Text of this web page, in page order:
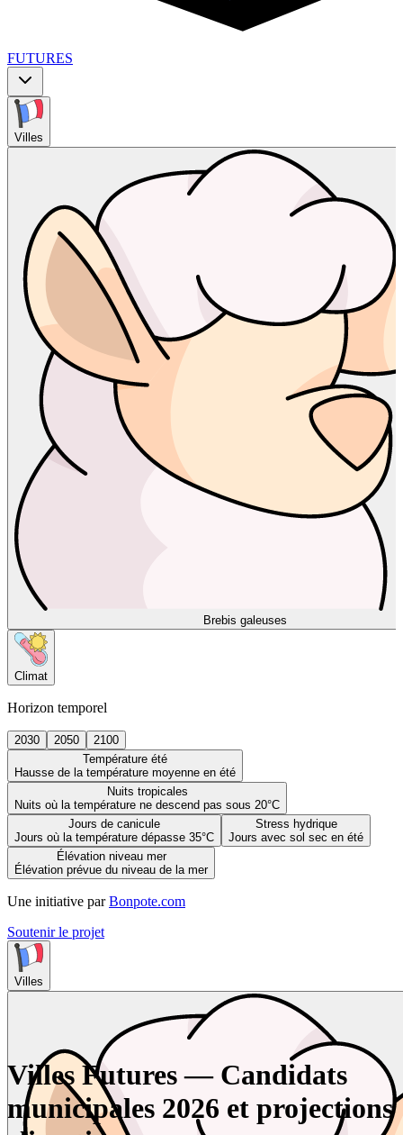
FUTURES
Villes
Brebis galeuses
Climat
Horizon temporel
2030 2050
2100
Température été
Hausse de la température moyenne en été
Nuits tropicales
Nuits où la température ne descend pas sous 20°C
Jours de canicule
Jours où la température dépasse 35°C
Stress hydrique
Jours avec sol sec en été
Élévation niveau mer
Élévation prévue du niveau de la mer
Une initiative par Bonpote.com
Soutenir le projet
Villes
Villes Futures — Candidats
municipales 2026 et projections